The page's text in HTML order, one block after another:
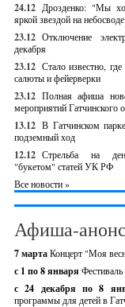
24.12 Дрозденко: "Мы
яркой звездой на
23.12 Отключение
декабря
23.12 Стало известно,
салюты и фейерверки
23.12 Полная афиша
мероприятий Гатчинского
13.12 В Гатчинском
подземный ход
12.12 Стрельба на
"букетом" статей УК РФ
Все новости »
Афиша-
7 мартаКонцерт "Моя
с 1 по 8 января
с 24 декабря по 8
программы для детей в